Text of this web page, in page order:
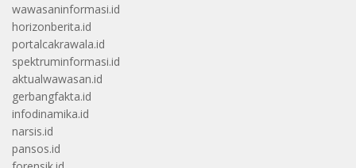
wawasaninformasi.id
horizonberita.id
portalcakrawala.id
spektruminformasi.id
aktualwawasan.id
gerbangfakta.id
infodinamika.id
narsis.id
pansos.id